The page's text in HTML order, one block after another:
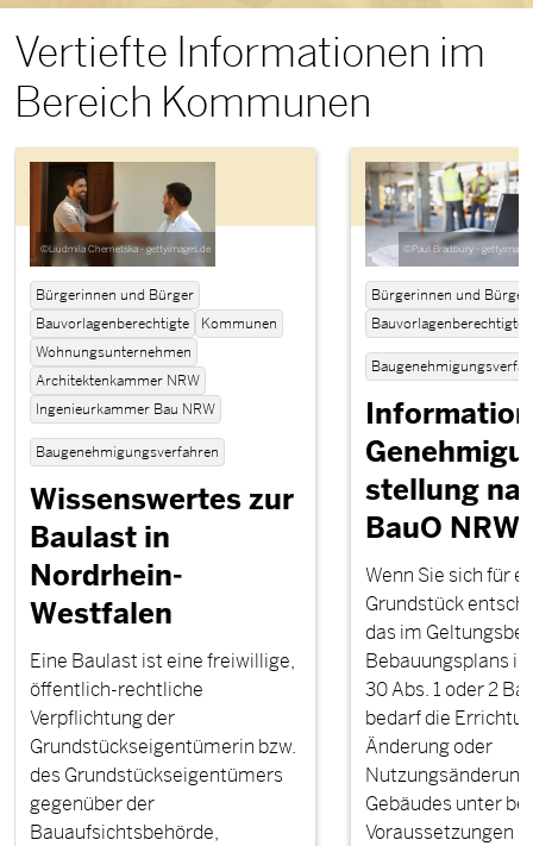
Vertiefte Informationen im
Bereich Kommunen
©Liudmila Chernetska - gettyimages.de
Bürgerinnen und Bürger
Bauvorlagenberechtigte
Kommunen
Wohnungsunternehmen
Architektenkammer NRW
Ingenieurkammer Bau NRW
Baugenehmigungsverfahren
Wissenswertes zur
Baulast in
Nordrhein-
Westfalen
Eine Baulast ist eine freiwillige,
öffentlich-rechtliche
Verpflichtung der
Grundstückseigentümerin bzw.
des Grundstückseigentümers
gegenüber der
Bauaufsichtsbehörde,
©Paul Bradbury -
Bürgerinnen und Bürger
Bauvorlagenberechtigte
stellung
BauO NRW
Wenn Sie sich für
Grundstück
das im
Bebauungsplans
30 Abs. 1 oder 2
bedarf die
Änderung oder
Gebäudes unter
Voraussetzungen